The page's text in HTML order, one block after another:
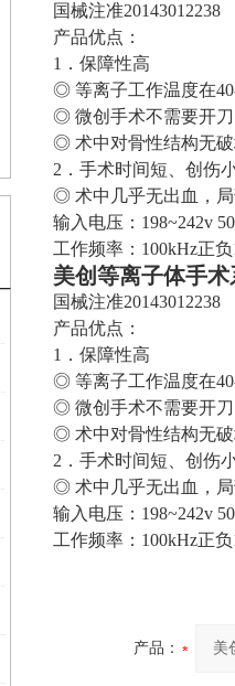
国械注准20143012238
产品优点：
1．保障性高
◎ 等离子工作温度在
◎ 微创手术不需要开
◎ 术中对骨性结构无
2．手术时间短、创伤
◎ 术中几乎无出血，局
输入电压：198~242v
工作频率：100kHz正负
美创等离子体手术
国械注准20143012238
产品优点：
1．保障性高
◎ 等离子工作温度在
◎ 微创手术不需要开
◎ 术中对骨性结构无
2．手术时间短、创伤
◎ 术中几乎无出血，局
输入电压：198~242v
工作频率：
产品：